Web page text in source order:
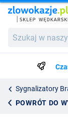
w
wędkarskim...
Sygnalizatory
POWRÓT DO